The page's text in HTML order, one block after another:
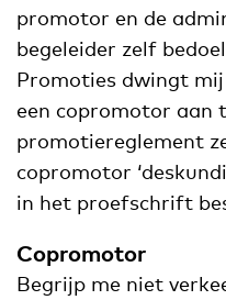
promotor en de
begeleider zelf
Promoties dwingt
een copromotor aan
promotiereglement
copromotor
in het proefschrift
Copromotor
Begrijp me niet